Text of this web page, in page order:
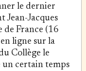
le dernier
Jean-Jacques
de France (16
ligne sur la
Collège le
un certain temps